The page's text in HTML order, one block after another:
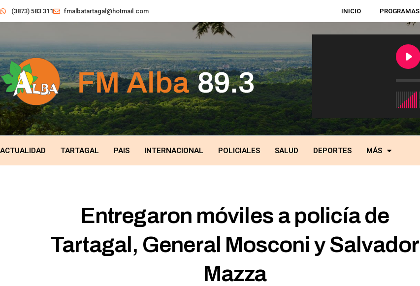
(3873) 583 311 fmalbatartagal@hotmail.com INICIO PROGRAMAS
ACTUALIDAD TARTAGAL PAIS INTERNACIONAL POLICIALES SALUD DEPORTES MÁS
Entregaron móviles a policía de
Tartagal, General Mosconi y Salvador
Mazza